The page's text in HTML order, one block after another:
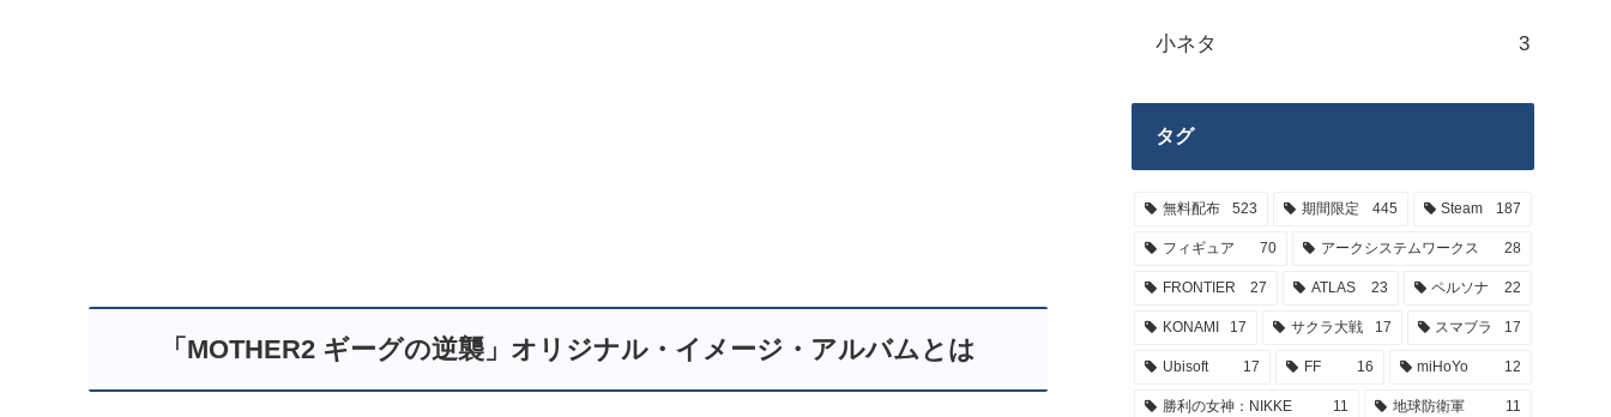
「MOTHER2 ギーグの逆襲」オリジナル・イメージ・アルバムとは
小ネタ 3
タグ
無料配布 523 期間限定 445 Steam 187
フィギュア 70 アークシステムワークス 28
FRONTIER 27 ATLAS 23 ペルソナ 22
KONAMI 17 サクラ大戦 17 スマブラ 17
Ubisoft 17 FF 16 miHoYo 12
勝利の女神：NIKKE 11 地球防衛軍 11